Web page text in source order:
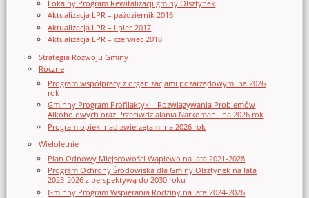
Lokalny Program Rewitalizacji gminy Olsztynek
Aktualizacja LPR – październik 2016
Aktualizacja LPR – lipiec 2017
Aktualizacja LPR – czerwiec 2018
Strategia Rozwoju Gminy
Roczne
Program współpracy z organizacjami pozarządowymi na 2026
rok
Gminny Program Profilaktyki i Rozwiązywania Problemów
Alkoholowych oraz Przeciwdziałania Narkomanii na 2026 rok
Program opieki nad zwierzętami na 2026 rok
Wieloletnie
Plan Odnowy Miejscowości Waplewo na lata 2021-2028
Program Ochrony Środowiska dla Gminy Olsztynek na lata
2023-2026 z perspektywą do 2030 roku
Gminny Program Wspierania Rodziny na lata 2024-2026